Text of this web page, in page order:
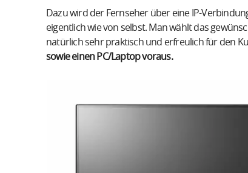
Dazu wird der Fernseher über eine IP-
eigentlich wie von selbst. Man wählt das
natürlich sehr praktisch und erfreulich für den
sowie einen PC/Laptop voraus.